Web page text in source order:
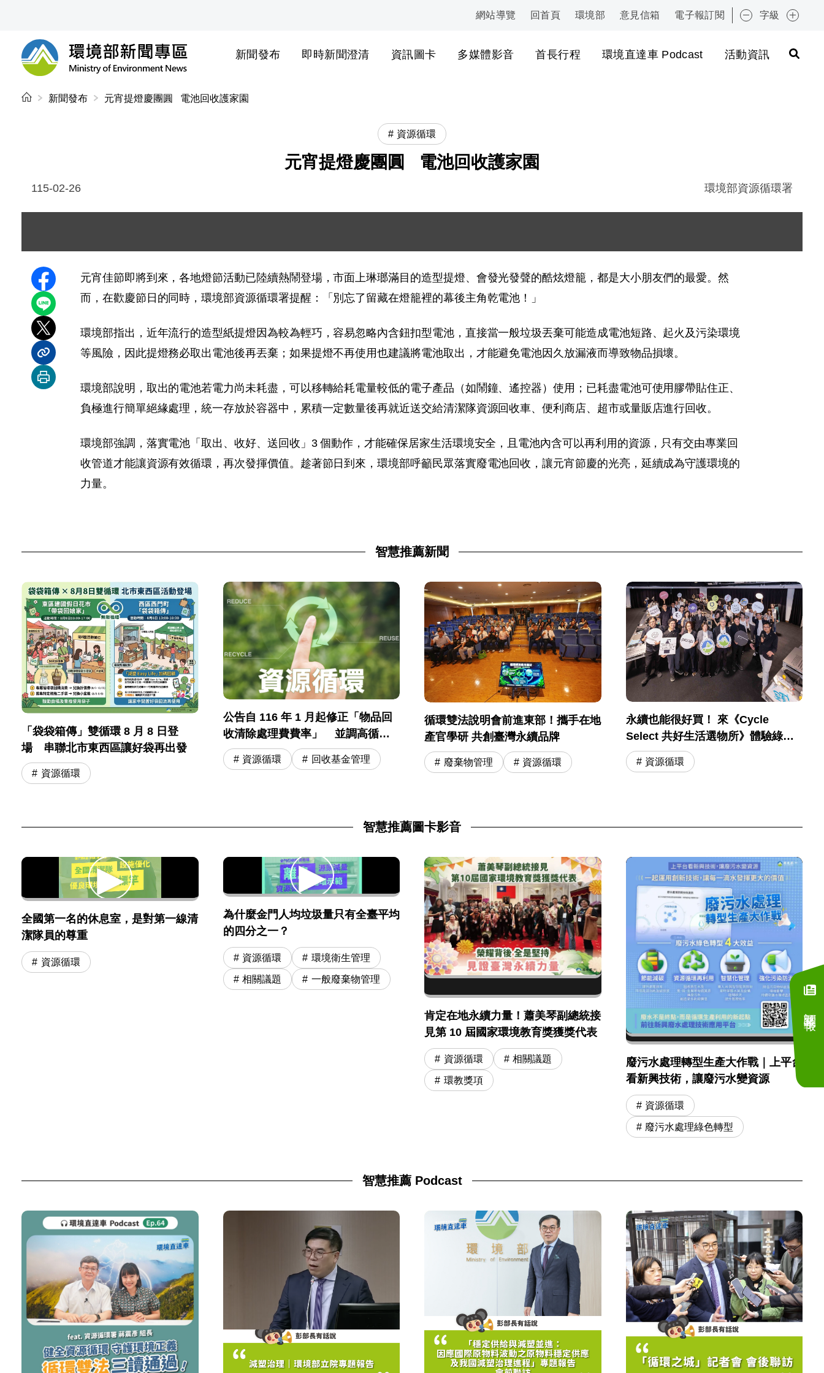
:::
網站導覽 回首頁 環境部 意見信箱 電子報訂閱 字級
環境部新聞專區
新聞發布 即時新聞澄清 資訊圖卡 多媒體影音 首長行程 環境直達車 Podcast 活動資訊
:::
新聞發布 元宵提燈慶團圓 電池回收護家園
資源循環
元宵提燈慶團圓 電池回收護家園
115-02-26 環境部資源循環署
分享至 Facebook
分享到 LINE
分享到 X
分享內容連結
列印本頁
元宵佳節即將到來，各地燈節活動已陸續熱鬧登場，市面上琳瑯滿目的造型提燈、會發光發聲的酷炫燈籠，都是大小朋友們的最愛。然
而，在歡慶節日的同時，環境部資源循環署提醒：「別忘了留藏在燈籠裡的幕後主角乾電池！」
環境部指出，近年流行的造型紙提燈因為較為輕巧，容易忽略內含鈕扣型電池，直接當一般垃圾丟棄可能造成電池短路、起火及污染環境
等風險，因此提燈務必取出電池後再丟棄；如果提燈不再使用也建議將電池取出，才能避免電池因久放漏液而導致物品損壞。
環境部說明，取出的電池若電力尚未耗盡，可以移轉給耗電量較低的電子產品（如鬧鐘、遙控器）使用；已耗盡電池可使用膠帶貼住正、
負極進行簡單絕緣處理，統一存放於容器中，累積一定數量後再就近送交給清潔隊資源回收車、便利商店、超市或量販店進行回收。
環境部強調，落實電池「取出、收好、送回收」3 個動作，才能確保居家生活環境安全，且電池內含可以再利用的資源，只有交由專業回
收管道才能讓資源有效循環，再次發揮價值。趁著節日到來，環境部呼籲民眾落實廢電池回收，讓元宵節慶的光亮，延續成為守護環境的
力量。
智慧推薦新聞
「袋袋箱傳」雙循環 8 月 8 日登
場 串聯北市東西區讓好袋再出發
資源循環
公告自 116 年 1 月起修正「物品回
收清除處理費費率」 並調高循環
電子產品綠色費率優惠折數
資源循環 回收基金管理
循環雙法說明會前進東部！攜手在地
產官學研 共創臺灣永續品牌
廢棄物管理 資源循環
永續也能很好買！ 來《Cycle
Select 共好生活選物所》體驗綠色
時尚新潮流
資源循環
智慧推薦圖卡影音
全國第一名的休息室，是對第一線清
潔隊員的尊重
資源循環
為什麼金門人均垃圾量只有全臺平均
的四分之一？
資源循環 環境衛生管理
相關議題 一般廢棄物管理
肯定在地永續力量！蕭美琴副總統接
見第 10 屆國家環境教育獎獲獎代表
資源循環 相關議題
環教獎項
廢污水處理轉型生產大作戰｜上平台
看新興技術，讓廢污水變資源
資源循環
廢污水處理綠色轉型
智慧推薦 Podcast